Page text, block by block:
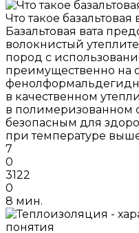
Что такое базальтовая
Базальтовая вата
волокнистый
пород с
преимущественно на
в качественном
в полимеризованном
безопасным для
при температуре
7
0
3122
0
8 мин.